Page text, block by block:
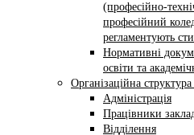
(професійно-
професійний
регламентують
Нормативні
освіти та
Організаційна
Адміністрація
Працівники
Відділення